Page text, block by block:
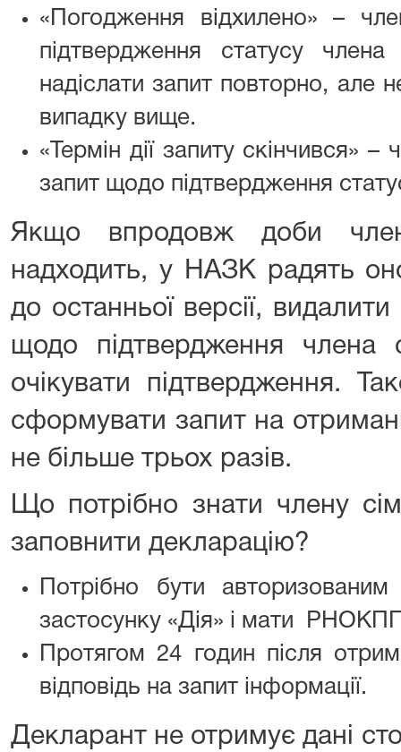
«Погодження відхилено» –
підтвердження статусу
надіслати запит повторно, але
випадку вище.
«Термін дії запиту скінчився» –
запит щодо підтвердження
Якщо впродовж доби
надходить, у НАЗК радять
до останньої версії,
щодо підтвердження члена
очікувати підтвердження.
сформувати запит на
не більше трьох разів.
Що потрібно знати члену
заповнити декларацію?
Потрібно бути
застосунку «Дія» і мати
Протягом 24 годин після
відповідь на запит інформації.
Декларант не отримує дані